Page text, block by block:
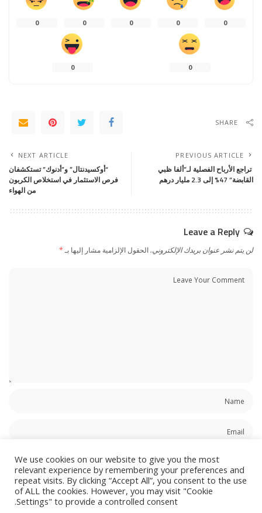
0
0
0
0
0
0
0
SHARE
PREVIOUS ARTICLE
تراجع الأرباح الفصلية لـ”ألفا ظبي
القابضة” 47% إلى 2.3 مليار درهم
NEXT ARTICLE
“أوكسيدنتال” و”أدنوك” تستكشفان
فرص الاستثمار في استخلاص الكربون
من الهواء
Leave a Reply
لن يتم نشر عنوان بريدك الإلكتروني.الحقول الإلزامية مشار إليها بـ*
احفظ اسمي، بريدي الإلكتروني، والموقع الإلكتروني في هذا المتصفح لاستخدامها المرة
المقبلة في تعليقي.
We use cookies on our website to give you the most
relevant experience by remembering your preferences and
repeat visits. By clicking “Accept All”, you consent to the use
of ALL the cookies. However, you may visit "Cookie
Settings" to provide a controlled consent.